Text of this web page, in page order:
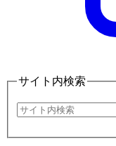
サイト内検索